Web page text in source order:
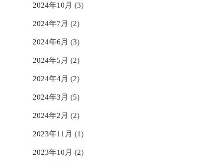
2024年10月 (3)
2024年7月 (2)
2024年6月 (3)
2024年5月 (2)
2024年4月 (2)
2024年3月 (5)
2024年2月 (2)
2023年11月 (1)
2023年10月 (2)